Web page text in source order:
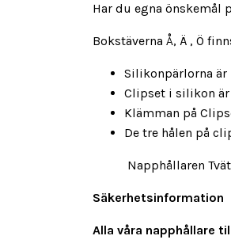
Har du egna önskemål
Bokstäverna Å, Ä , Ö
Silikonpärlorna
Clipset i silikon
Klämman på
De tre hålen på
Napphållaren
Säkerhetsinformation
Alla våra napphållare